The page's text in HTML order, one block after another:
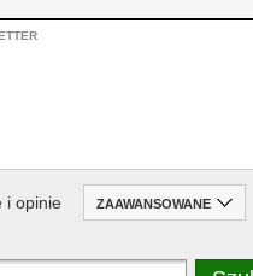
i opinie ZAAWANSOWANE